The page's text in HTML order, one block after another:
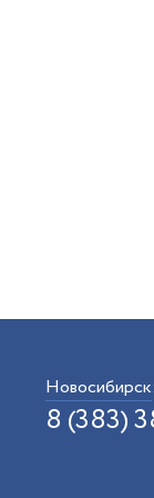
Новосибирск:
8 (383)